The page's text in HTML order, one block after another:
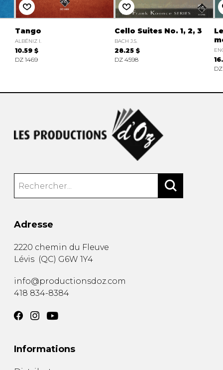
Tango
ALBÉNIZ I.
10.59 $
DZ 1469
Cello Suites No. 1, 2, 3
BACH J.S.
28.25 $
DZ 4598
Adresse
2220 chemin du Fleuve
Lévis (QC) G6W 1Y4
info@productionsdoz.com
418 834-8384
Informations